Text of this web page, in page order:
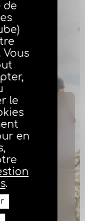
de
le
en
.